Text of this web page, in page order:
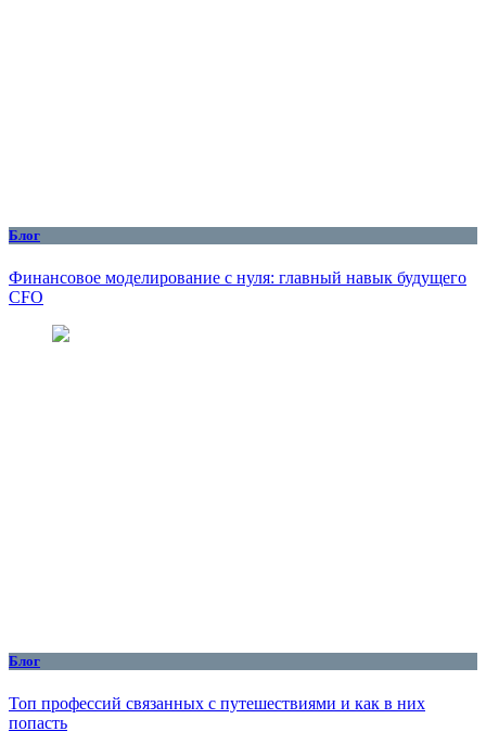
Блог
Финансовое моделирование с нуля: главный навык будущего
CFO
Блог
Топ профессий связанных с путешествиями и как в них
попасть